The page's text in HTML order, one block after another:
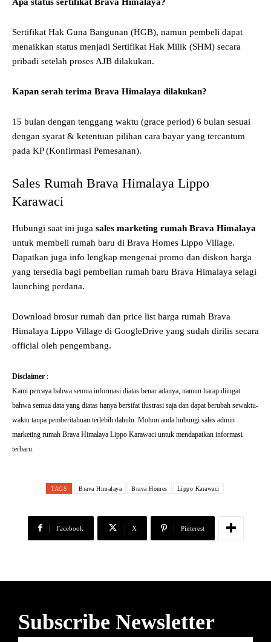
Apa status sertifikat Brava Himalaya?
Sertifikat Hak Guna Bangunan (HGB), namun pembeli dapat
menaikkan status menjadi Sertifikat Hak Milik (SHM) secara
pribadi setelah proses AJB dilakukan.
Kapan serah terima Brava Himalaya dilakukan?
15 bulan dengan tenggang waktu (grace period) 6 bulan sesuai
dengan syarat & ketentuan pilihan cara bayar yang tercantum
pada KP (Konfirmasi Pemesanan).
Sales Rumah Brava Himalaya Lippo
Karawaci
Hubungi saat ini juga sales marketing rumah Brava Himalaya
untuk membeli rumah baru di Brava Homes Lippo Village.
Dapatkan juga info lengkap mengenai promo dan diskon harga
yang tersedia bagi pembelian rumah baru Brava Himalaya selagi
launching perdana.
Download brosur rumah dan price list harga rumah Brava
Himalaya Lippo Village di GoogleDrive yang sudah dirilis secara
official oleh pengembang.
Disclaimer :
Kami percaya bahwa semua informasi diatas benar adanya, namun harap diingat
bahwa semua data yang diatas hanya bersifat ilustrasi saja dan dapat berubah sewaktu-
waktu tanpa pemberitahuan terlebih dahulu. Mohon anda hubungi sales admin
marketing rumah Brava Himalaya Lippo Karawaci untuk mendapatkan informasi
terbaru.
TAGS Brava Himalaya Brava Homes Lippo Karawaci
Facebook X Pinterest
Subscribe Newsletter